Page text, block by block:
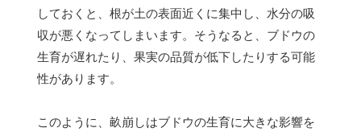
しておくと、根が土の表面近くに集中し、水分の吸
収が悪くなってしまいます。そうなると、ブドウの
生育が遅れたり、果実の品質が低下したりする可能
性があります。
このように、畝崩しはブドウの生育に大きな影響を